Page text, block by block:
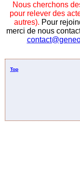
Nous cherchons
pour relever des
autres). Pour
merci de nous
Top